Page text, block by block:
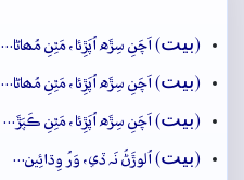
(بيت) اَچَنِ سِڙَه اُپَڙِئا، مَٿِنِ مُھاڻا…
(بيت) اَچَنِ سِڙَه اُپَڙِئا، مَٿِنِ مُھاڻا…
(بيت) اَچَنِ سِڙَه اُپَڙِئا، مَٿِنِ ڪَپَڙَ…
(بيت) اُلوڙَڻُ نَہ ڏي، وَرُ وِڌائِين…